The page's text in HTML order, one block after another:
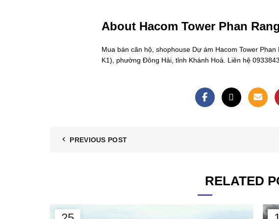
About Hacom Tower Phan Rang
Mua bán căn hộ, shophouse Dự ám Hacom Tower
K1), phường Đông Hải, tỉnh Khánh Hoà. Liên hệ
PREVIOUS POST
RELATED